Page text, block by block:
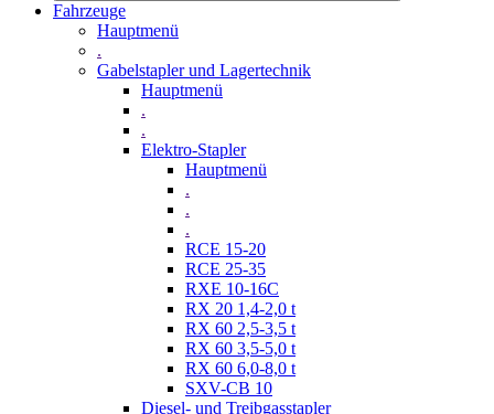
Fahrzeuge
Hauptmenü
.
Gabelstapler und Lagertechnik
Hauptmenü
.
.
Elektro-Stapler
Hauptmenü
.
.
.
RCE 15-20
RCE 25-35
RXE 10-16C
RX 20 1,4-2,0 t
RX 60 2,5-3,5 t
RX 60 3,5-5,0 t
RX 60 6,0-8,0 t
SXV-CB 10
Diesel- und Treibgasstapler